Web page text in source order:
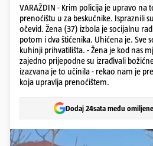
VARAŽDIN - Krim policija je upravo na
prenoćištu u za beskućnike. Ispraznili
očevid. Žena (37) izbola je socijalnu
potom i dva štićenika. Uhićena je. Sve
kuhinji prihvatilišta. - Žena je kod nas
zajedno prijepodne su izrađivali
izazvana je to učinila - rekao nam je
koja upravlja prenoćištem.
Dodaj 24sata među